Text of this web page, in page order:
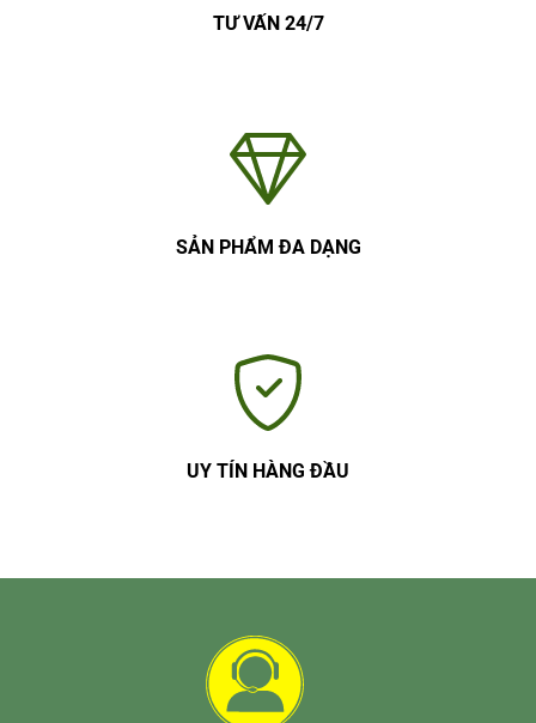
TƯ VẤN 24/7
SẢN PHẨM ĐA DẠNG
UY TÍN HÀNG ĐẦU